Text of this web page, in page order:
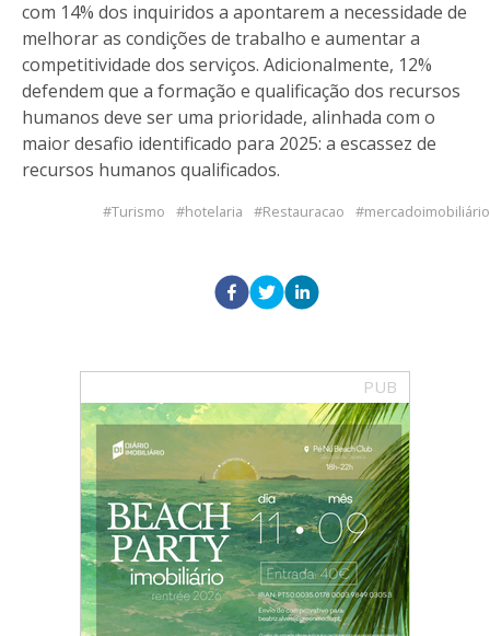
com 14% dos inquiridos a apontarem a necessidade de
melhorar as condições de trabalho e aumentar a
competitividade dos serviços. Adicionalmente, 12%
defendem que a formação e qualificação dos recursos
humanos deve ser uma prioridade, alinhada com o
maior desafio identificado para 2025: a escassez de
recursos humanos qualificados.
Turismo hotelaria Restauracao mercadoimobiliário
PUB